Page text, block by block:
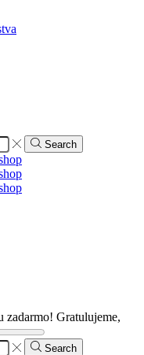
Search
zadarmo! Gratulujeme,
Search